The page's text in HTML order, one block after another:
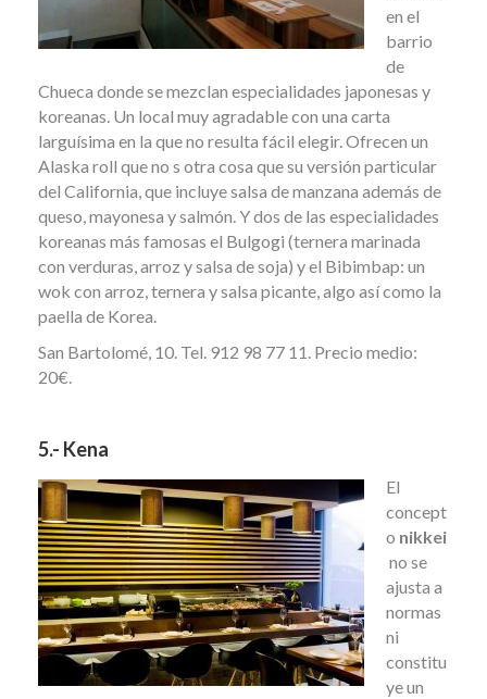
en el
barrio
de
Chueca donde se mezclan especialidades japonesas y
koreanas. Un local muy agradable con una carta
larguísima en la que no resulta fácil elegir. Ofrecen un
Alaska roll que no s otra cosa que su versión particular
del California, que incluye salsa de manzana además de
queso, mayonesa y salmón. Y dos de las especialidades
koreanas más famosas el Bulgogi (ternera marinada
con verduras, arroz y salsa de soja) y el Bibimbap: un
wok con arroz, ternera y salsa picante, algo así como la
paella de Korea.
San Bartolomé, 10. Tel. 912 98 77 11. Precio medio:
20€.
5.- Kena
El
concept
o nikkei
no se
ajusta a
normas
ni
constitu
ye un